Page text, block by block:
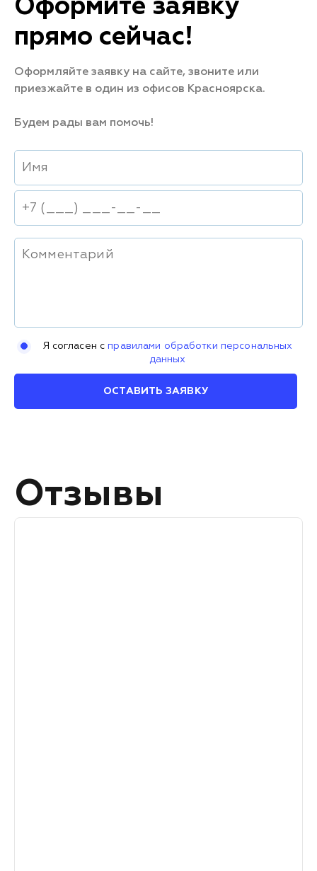
Оформите заявку
прямо сейчас!
Оформляйте заявку на сайте, звоните или
приезжайте в один из офисов Красноярска.
Будем рады вам помочь!
Я согласен с правилами обработки персональных
данных
ОСТАВИТЬ ЗАЯВКУ
Отзывы